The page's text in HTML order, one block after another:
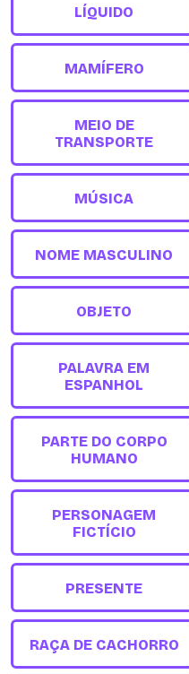
LÍQUIDO
MAMÍFERO
MEIO DE
TRANSPORTE
MÚSICA
NOME MASCULINO
OBJETO
PALAVRA EM
ESPANHOL
PARTE DO CORPO
HUMANO
PERSONAGEM
FICTÍCIO
PRESENTE
RAÇA DE CACHORRO